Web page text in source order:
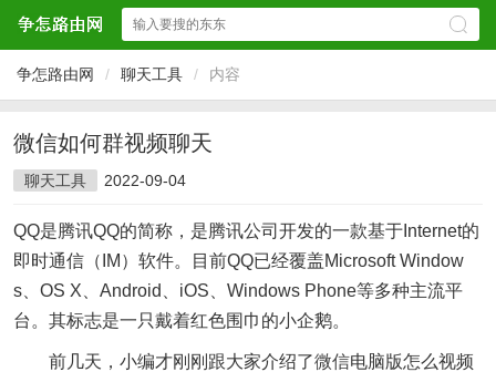
争怎路由网 / 聊天工具 / 内容
微信如何群视频聊天
聊天工具 2022-09-04
QQ是腾讯QQ的简称，是腾讯公司开发的一款基于Internet的
即时通信（IM）软件。目前QQ已经覆盖Microsoft Window
s、OS X、Android、iOS、Windows Phone等多种主流平
台。其标志是一只戴着红色围巾的小企鹅。
前几天，小编才刚刚跟大家介绍了微信电脑版怎么视频